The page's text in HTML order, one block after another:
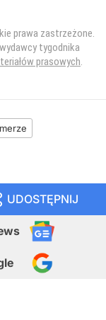
prawa zastrzeżone.
tygodnika
prasowych.
UDOSTĘPNIJ